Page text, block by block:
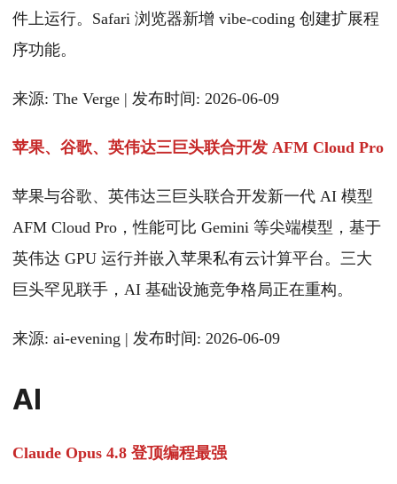
件上运行。Safari 浏览器新增 vibe-coding 创建扩展程
序功能。
来源: The Verge | 发布时间: 2026-06-09
苹果、谷歌、英伟达三巨头联合开发 AFM Cloud Pro
苹果与谷歌、英伟达三巨头联合开发新一代 AI 模型
AFM Cloud Pro，性能可比 Gemini 等尖端模型，基于
英伟达 GPU 运行并嵌入苹果私有云计算平台。三大
巨头罕见联手，AI 基础设施竞争格局正在重构。
来源: ai-evening | 发布时间: 2026-06-09
AI
Claude Opus 4.8 登顶编程最强